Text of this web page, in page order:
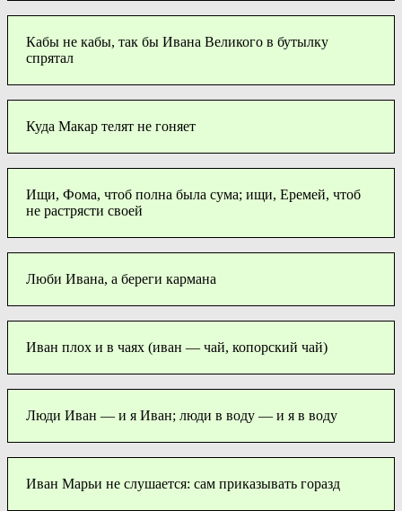
Кабы не кабы, так бы Ивана Великого в бутылку
спрятал
Куда Макар телят не гоняет
Ищи, Фома, чтоб полна была сума; ищи, Еремей, чтоб
не растрясти своей
Люби Ивана, а береги кармана
Иван плох и в чаях (иван — чай, копорский чай)
Люди Иван — и я Иван; люди в воду — и я в воду
Иван Марьи не слушается: сам приказывать горазд